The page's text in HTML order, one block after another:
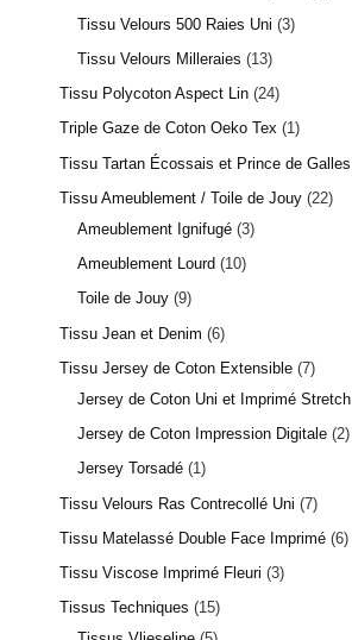
Tissu Velours 500 Raies Uni 3
Tissu Velours Milleraies
13
Tissu Polycoton Aspect Lin 24
Triple Gaze de Coton Oeko Tex
1
Tissu Tartan Écossais et Prince de Galles
Tissu Ameublement / Toile de Jouy 22
Ameublement Ignifugé 3
Ameublement Lourd
10
Toile de Jouy 9
Tissu Jean et Denim 6
Tissu Jersey de Coton Extensible 7
Jersey de Coton Uni et Imprimé Stretch
Jersey de Coton Impression Digitale 2
Jersey Torsadé 1
Tissu Velours Ras Contrecollé Uni 7
Tissu Matelassé Double Face Imprimé 6
Tissu Viscose Imprimé Fleuri 3
Tissus Techniques
15